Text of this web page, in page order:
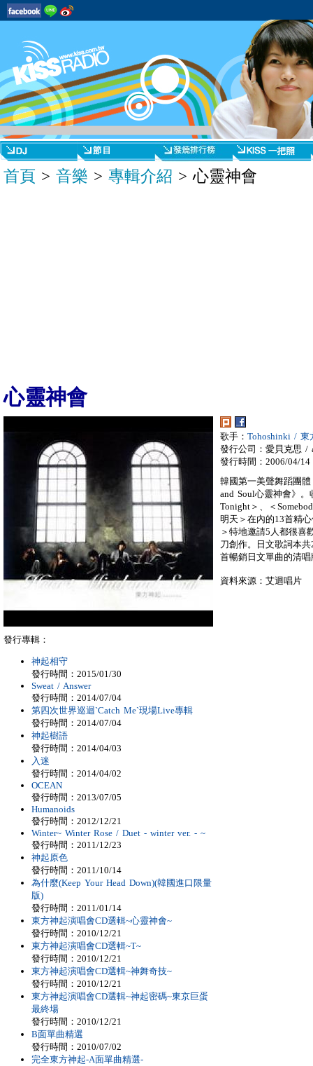
首頁 > 音樂 > 專輯介紹 > 心靈神會
心靈神會
歌手： Tohoshinki / 東
發行公司：愛貝克思 /
發行時間：2006/04/14
韓國第一美聲舞蹈團
and Soul心靈神會》
Tonight＞、＜
明天＞在內的13首精
＞特地邀請5人都很喜
刀創作。日文歌詞本
首暢銷日文單曲的清唱
資料來源：艾迴唱片
發行專輯：
神起相守
發行時間：2015/01/30
Sweat / Answer
發行時間：2014/07/04
第四次世界巡迴`Catch Me`現場Live專輯
發行時間：2014/07/04
神起樹語
發行時間：2014/04/03
入迷
發行時間：2014/04/02
OCEAN
發行時間：2013/07/05
Humanoids
發行時間：2012/12/21
Winter~ Winter Rose / Duet - winter ver. - ~
發行時間：2011/12/23
神起原色
發行時間：2011/10/14
為什麼(Keep Your Head Down)(韓國進口限量
版)
發行時間：2011/01/14
東方神起演唱會CD選輯~心靈神會~
發行時間：2010/12/21
東方神起演唱會CD選輯~T~
發行時間：2010/12/21
東方神起演唱會CD選輯~神舞奇技~
發行時間：2010/12/21
東方神起演唱會CD選輯~神起密碼~東京巨蛋
最終場
發行時間：2010/12/21
B面單曲精選
發行時間：2010/07/02
完全東方神起-A面單曲精選-